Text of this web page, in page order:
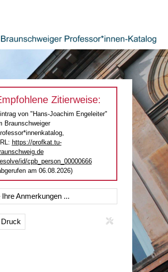
Zitierweise:
von "Hans-Joachim Engeleiter"
Braunschweiger
https://profkat.tu-
id/cpb_person_00000666
am 06.08.2026)
Ihre Anmerkungen ...